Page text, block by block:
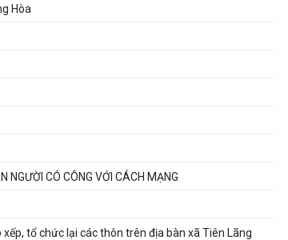
Hòa
NGƯỜI CÓ CÔNG VỚI CÁCH MẠNG
tổ chức lại các thôn trên địa bàn xã Tiên Lãng